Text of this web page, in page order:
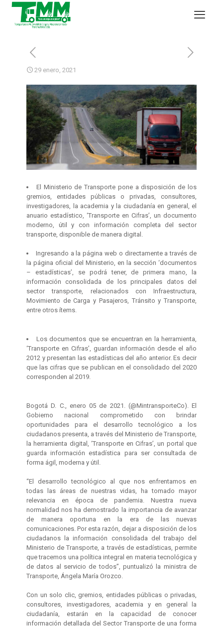
29 enero, 2021
El Ministerio de Transporte pone a disposición de los
gremios, entidades públicas o privadas, consultores,
investigadores, la academia y la ciudadanía en general, el
anuario estadístico, ‘Transporte en Cifras’, un documento
moderno, útil y con información completa del sector
transporte, disponible de manera digital.
Ingresando a la página web o directamente a través de
la página oficial del Ministerio, en la sección ‘documentos
– estadísticas’, se podrá tener, de primera mano, la
información consolidada de los principales datos del
sector transporte, relacionados con Infraestructura,
Movimiento de Carga y Pasajeros, Tránsito y Transporte,
entre otros ítems.
Los documentos que se encuentran en la herramienta,
‘Transporte en Cifras’, guardan información desde el año
2012 y presentan las estadísticas del año anterior. Es decir
que las cifras que se publican en el consolidado del 2020
corresponden al 2019.
Bogotá D. C., enero 05 de 2021. (@MintransporteCo). El
Gobierno nacional comprometido con brindar
oportunidades para el desarrollo tecnológico a los
ciudadanos presenta, a través del Ministerio de Transporte,
la herramienta digital, ‘Transporte en Cifras’, un portal que
guarda información estadística para ser consultada de
forma ágil, moderna y útil.
“El desarrollo tecnológico al que nos enfrentamos en
todas las áreas de nuestras vidas, ha tomado mayor
relevancia en época de pandemia. Nuestra nueva
normalidad nos ha demostrado la importancia de avanzar
de manera oportuna en la era de las nuevas
comunicaciones. Por esta razón, dejar a disposición de los
ciudadanos la información consolidada del trabajo del
Ministerio de Transporte, a través de estadísticas, permite
que tracemos una política integral en materia tecnológica y
de datos al servicio de todos”, puntualizó la ministra de
Transporte, Ángela María Orozco.
Con un solo clic, gremios, entidades públicas o privadas,
consultores, investigadores, academia y en general la
ciudadanía, estarán en la capacidad de conocer
información detallada del Sector Transporte de una forma